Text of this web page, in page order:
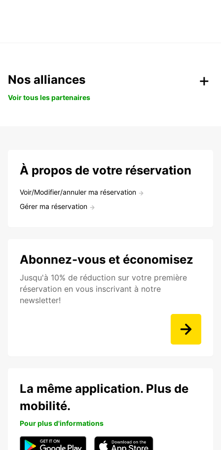
Nos alliances
Voir tous les partenaires
À propos de votre réservation
Voir/Modifier/annuler ma réservation
Gérer ma réservation
Abonnez-vous et économisez
Jusqu'à 10% de réduction sur votre première
réservation en vous inscrivant à notre
newsletter!
La même application. Plus de
mobilité.
Pour plus d'informations